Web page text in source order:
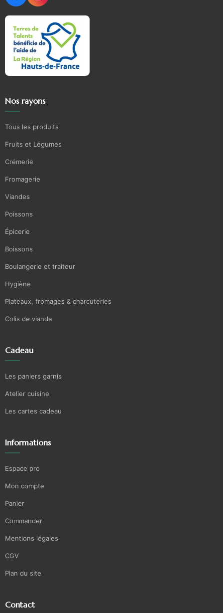
Nos rayons
Tous les produits
Fruits et Légumes
Crémerie
Fromagerie
Viandes
Poissons
Épicerie
Boissons
Boulangerie et traiteur
Hygiène
Plateaux, fromages & charcuteries
Colis de viande
Cadeau
Les paniers garnis
Atelier cuisine
Les cartes cadeau
Informations
Espace pro
Mon compte
Panier
Commander
Mentions légales
CGV
Plan du site
Contact